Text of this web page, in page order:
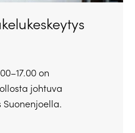
on
johtuva
Suonenjoella.